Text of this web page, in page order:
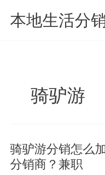
本地生活分
骑驴游
骑驴游分销怎么
分销商？兼职